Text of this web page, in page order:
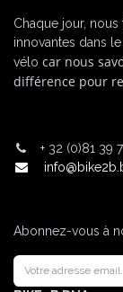
Chaque jour,
innovantes dans
vélo car nous
différence pour
+ 32 (0)81 39
Abonnez-vous à